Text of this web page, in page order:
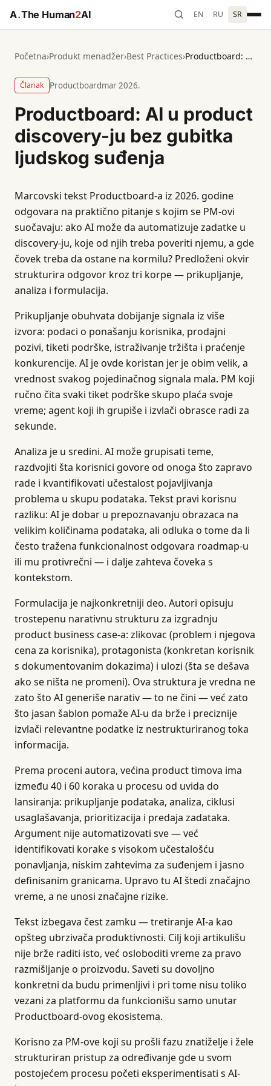
A.The Human2AI EN RU SR
Početna›Produkt menadžer›Best Practices› Productboard: AI u product discovery-ju bez gubitka ljudskog suđenja
Članak Productboardmar 2026.
Productboard: AI u product
discovery-ju bez gubitka
ljudskog suđenja
Marcovski tekst Productboard-a iz 2026. godine
odgovara na praktično pitanje s kojim se PM-ovi
suočavaju: ako AI može da automatizuje zadatke u
discovery-ju, koje od njih treba poveriti njemu, a gde
čovek treba da ostane na kormilu? Predloženi okvir
strukturira odgovor kroz tri korpe — prikupljanje,
analiza i formulacija.
Prikupljanje obuhvata dobijanje signala iz više
izvora: podaci o ponašanju korisnika, prodajni
pozivi, tiketi podrške, istraživanje tržišta i praćenje
konkurencije. AI je ovde koristan jer je obim velik, a
vrednost svakog pojedinačnog signala mala. PM koji
ručno čita svaki tiket podrške skupo plaća svoje
vreme; agent koji ih grupiše i izvlači obrasce radi za
sekunde.
Analiza je u sredini. AI može grupisati teme,
razdvojiti šta korisnici govore od onoga što zapravo
rade i kvantifikovati učestalost pojavljivanja
problema u skupu podataka. Tekst pravi korisnu
razliku: AI je dobar u prepoznavanju obrazaca na
velikim količinama podataka, ali odluka o tome da li
često tražena funkcionalnost odgovara roadmap-u
ili mu protivrečni — i dalje zahteva čoveka s
kontekstom.
Formulacija je najkonkretniji deo. Autori opisuju
trostepenu narativnu strukturu za izgradnju
product business case-a: zlikovac (problem i njegova
cena za korisnika), protagonista (konkretan korisnik
s dokumentovanim dokazima) i ulozi (šta se dešava
ako se ništa ne promeni). Ova struktura je vredna ne
zato što AI generiše narativ — to ne čini — već zato
što jasan šablon pomaže AI-u da brže i preciznije
izvlači relevantne podatke iz nestrukturiranog toka
informacija.
Prema proceni autora, većina product timova ima
između 40 i 60 koraka u procesu od uvida do
lansiranja: prikupljanje podataka, analiza, ciklusi
usaglašavanja, prioritizacija i predaja zadataka.
Argument nije automatizovati sve — već
identifikovati korake s visokom učestalošću
ponavljanja, niskim zahtevima za suđenjem i jasno
definisanim granicama. Upravo tu AI štedi značajno
vreme, a ne unosi značajne rizike.
Tekst izbegava čest zamku — tretiranje AI-a kao
opšteg ubrzivača produktivnosti. Cilj koji artikulišu
nije brže raditi isto, već osloboditi vreme za pravo
razmišljanje o proizvodu. Saveti su dovoljno
konkretni da budu primenljivi i pri tome nisu toliko
vezani za platformu da funkcionišu samo unutar
Productboard-ovog ekosistema.
Korisno za PM-ove koji su prošli fazu znatiželje i žele
strukturiran pristup za određivanje gde u svom
postojećem procesu početi eksperimentisati s AI-